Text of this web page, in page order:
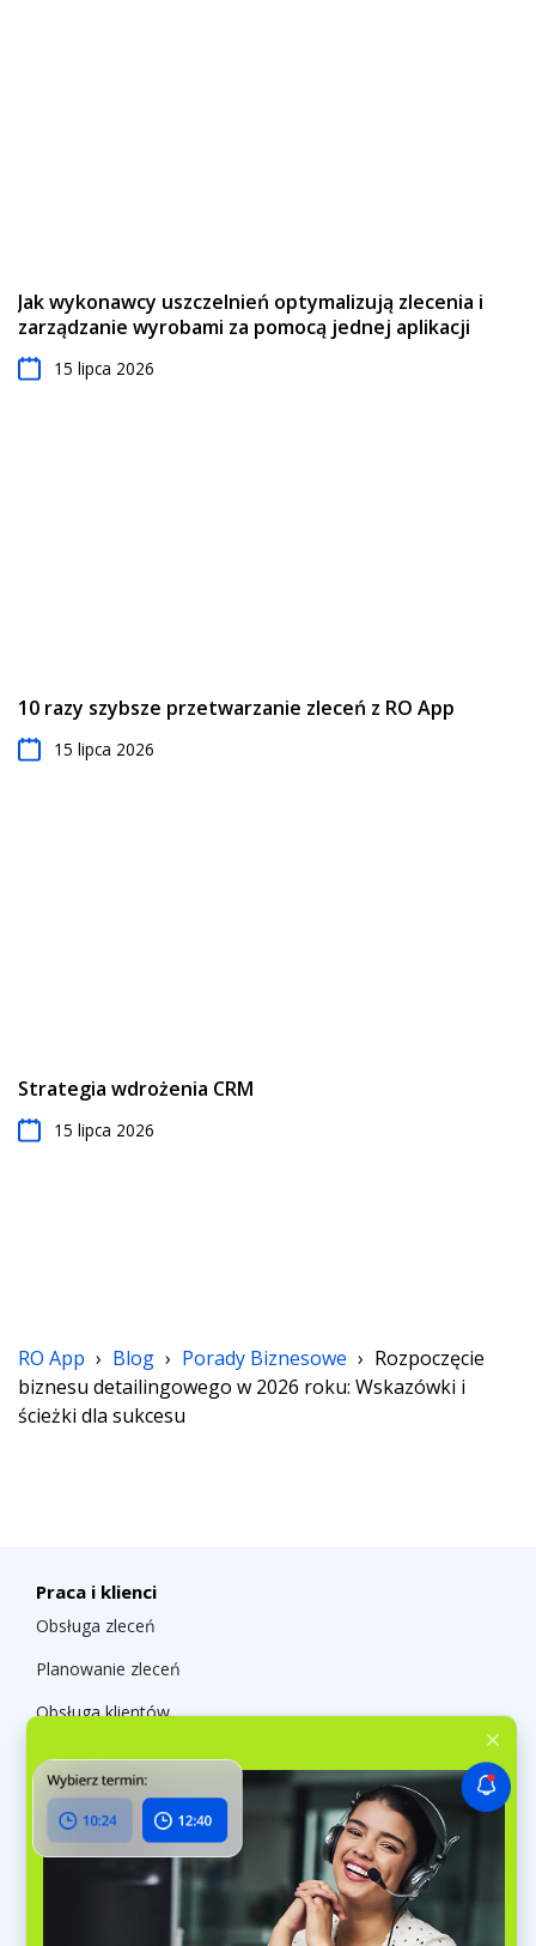
Jak wykonawcy uszczelnień optymalizują zlecenia i
zarządzanie wyrobami za pomocą jednej aplikacji
15 lipca 2026
10 razy szybsze przetwarzanie zleceń z RO App
15 lipca 2026
Strategia wdrożenia CRM
15 lipca 2026
RO App › Blog › Porady Biznesowe › Rozpoczęcie
biznesu detailingowego w 2026 roku: Wskazówki i
ścieżki dla sukcesu
Praca i klienci
Obsługa zleceń
Planowanie zleceń
Obsługa klientów
Czat i media społecznościowe
Magazyn
Zarządzanie magazynem
Inwentaryzacja
Wygodne przechowywanie